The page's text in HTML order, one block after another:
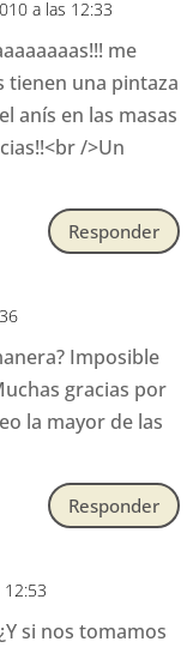
a las 12:33
me
tienen una pintaza
anís en las masas
/>Un
Responder
Imposible
gracias por
la mayor de las
Responder
si nos tomamos